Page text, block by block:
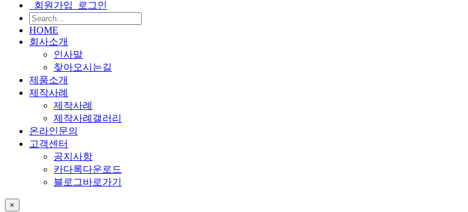
회원가입 로그인
HOME
회사소개
인사말
찾아오시는길
제품소개
제작사례
제작사례
제작사례갤러리
온라인문의
고객센터
공지사항
카다록다운로드
블로그바로가기
×